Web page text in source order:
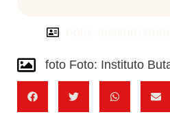
foto Foto: Instituto